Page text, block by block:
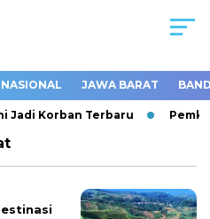
NASIONAL JAWA BARAT
Jadi Korban Terbaru